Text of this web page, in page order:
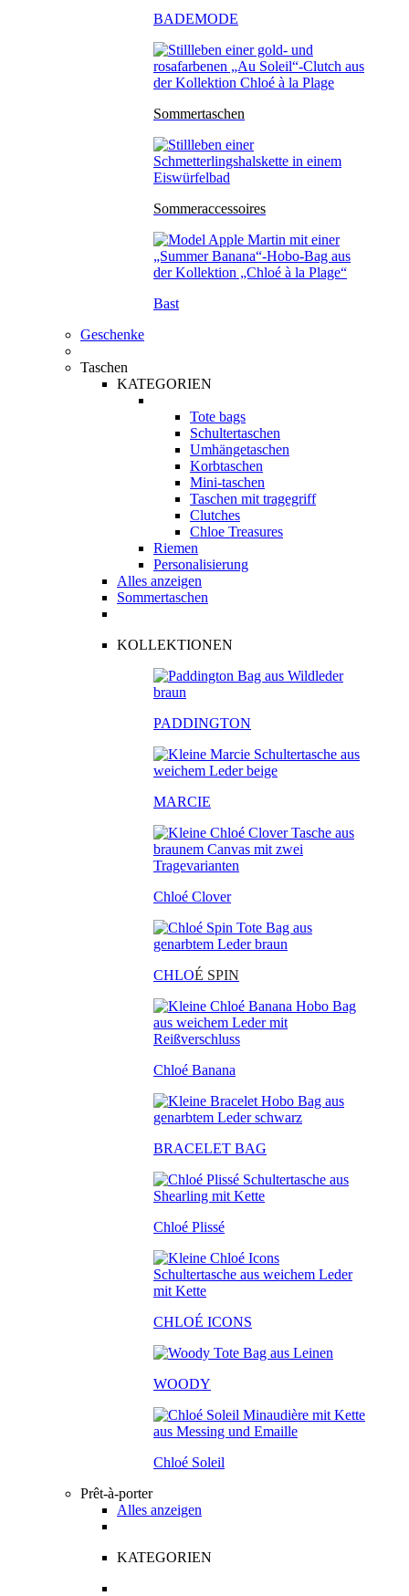
BADEMODE
Sommertaschen
Sommeraccessoires
Bast
Geschenke
Taschen
KATEGORIEN
Tote bags
Schultertaschen
Umhängetaschen
Korbtaschen
Mini-taschen
Taschen mit tragegriff
Clutches
Chloe Treasures
Riemen
Personalisierung
Alles anzeigen
Sommertaschen
KOLLEKTIONEN
PADDINGTON
MARCIE
Chloé Clover
CHLOÉ SPIN
Chloé Banana
BRACELET BAG
Chloé Plissé
CHLOÉ ICONS
WOODY
Chloé Soleil
Prêt-à-porter
Alles anzeigen
KATEGORIEN